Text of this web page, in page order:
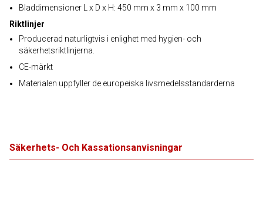
Bladdimensioner L x D x H: 450 mm x 3 mm x 100 mm
Riktlinjer
Producerad naturligtvis i enlighet med hygien- och
säkerhetsriktlinjerna.
CE-märkt
Materialen uppfyller de europeiska livsmedelsstandarderna
Säkerhets- Och Kassationsanvisningar